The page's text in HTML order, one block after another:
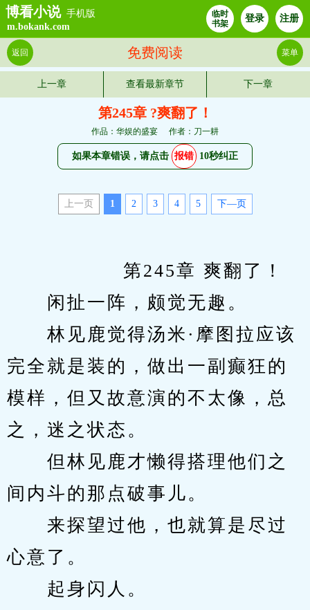
博看小说 手机版
m.bokank.com
临时
书架
登录 注册
免费阅读
返回 菜单
上一章 查看最新章节 下一章
第245章 ?爽翻了！
作品：华娱的盛宴 作者：刀一耕
如果本章错误，请点击 报错 10秒纠正
上一页 1 2 3 4 5 下—页
第245章 爽翻了！
闲扯一阵，颇觉无趣。
林见鹿觉得汤米·摩图拉应该
完全就是装的，做出一副癫狂的
模样，但又故意演的不太像，总
之，迷之状态。
但林见鹿才懒得搭理他们之
间内斗的那点破事儿。
来探望过他，也就算是尽过
心意了。
起身闪人。